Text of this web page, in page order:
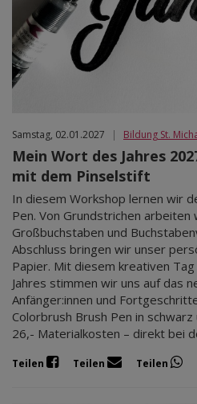
Mär
Samstag, 02.01.2027 | Bildung St.
Mein Wort des Jahres
mit dem Pinselstift
In diesem Workshop lernen wir
Pen. Von Grundstrichen arbeiten
Großbuchstaben und
Abschluss bringen wir unser
Papier. Mit diesem kreativen
Jahres stimmen wir uns auf das
Anfänger:innen und
Colorbrush Brush Pen in
26,- Materialkosten – direkt bei
Teilen Teilen Teilen